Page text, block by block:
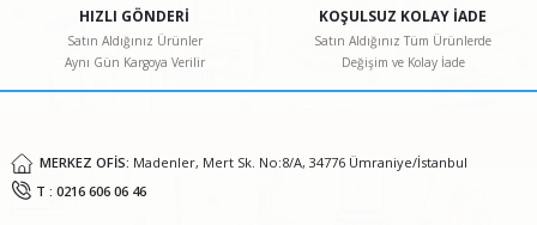
Ürün bilgilerinde hatalar bulunuyor.
Ürün fiyatı diğer sitelerden daha pahalı.
HIZLI GÖNDERİ
Satın Aldığınız Ürünler
Aynı Gün Kargoya Verilir
KOŞULSUZ KOLAY İADE
Satın Aldığınız Tüm Ürünlerde
Değişim ve Kolay İade
MERKEZ OFİS: Madenler, Mert Sk. No:8/A, 34776 Ümraniye/İstanbul
T : 0216 606 06 46